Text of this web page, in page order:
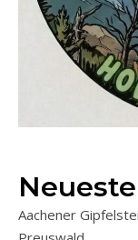
Aachener